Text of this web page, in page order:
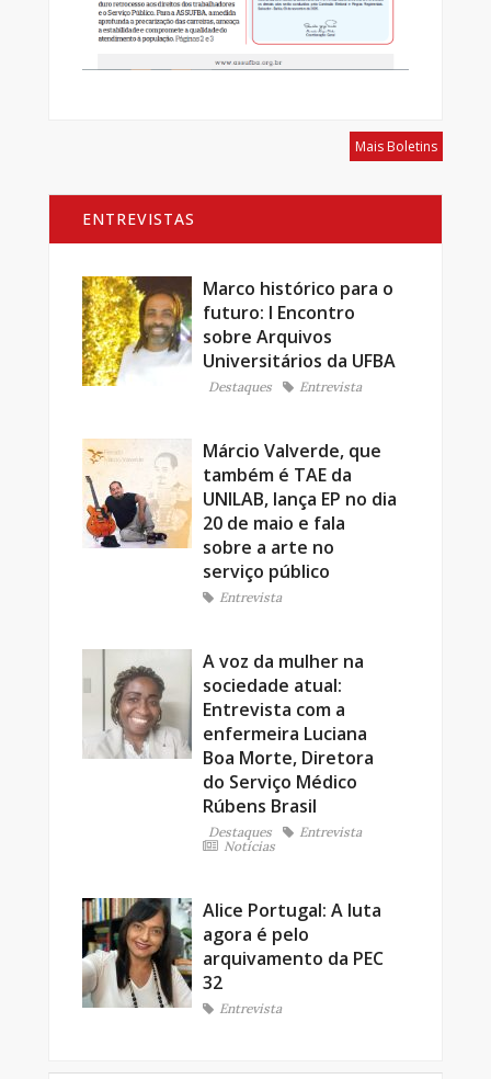
Mais Boletins
ENTREVISTAS
Marco histórico para o
futuro: I Encontro
sobre Arquivos
Universitários da UFBA
Destaques Entrevista
Márcio Valverde, que
também é TAE da
UNILAB, lança EP no dia
20 de maio e fala
sobre a arte no
serviço público
Entrevista
A voz da mulher na
sociedade atual:
Entrevista com a
enfermeira Luciana
Boa Morte, Diretora
do Serviço Médico
Rúbens Brasil
Destaques
Entrevista
Notícias
Alice Portugal: A luta
agora é pelo
arquivamento da PEC
32
Entrevista